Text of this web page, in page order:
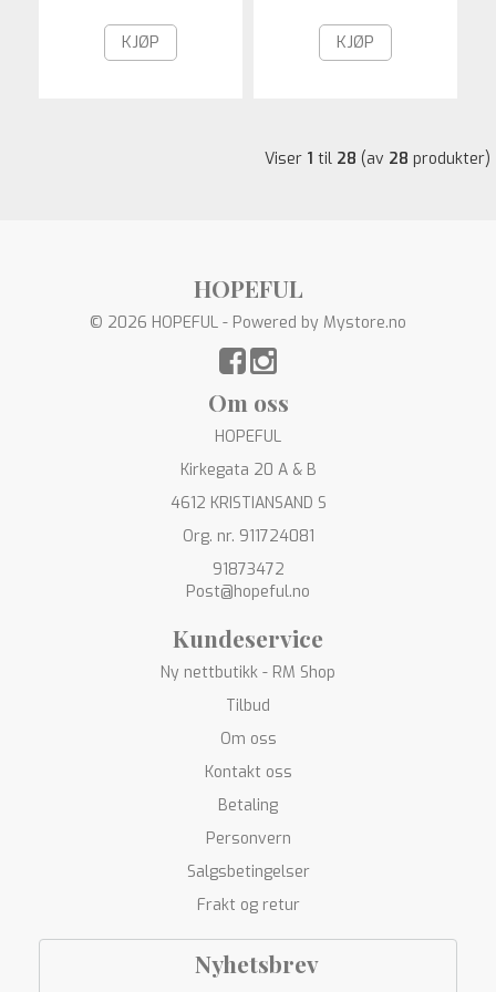
KJØP KJØP
Viser 1 til 28 (av 28 produkter)
HOPEFUL
© 2026 HOPEFUL - Powered by Mystore.no
Om oss
HOPEFUL
Kirkegata 20 A & B
4612 KRISTIANSAND S
Org. nr. 911724081
91873472
Post@hopeful.no
Kundeservice
Ny nettbutikk - RM Shop
Tilbud
Om oss
Kontakt oss
Betaling
Personvern
Salgsbetingelser
Frakt og retur
Nyhetsbrev